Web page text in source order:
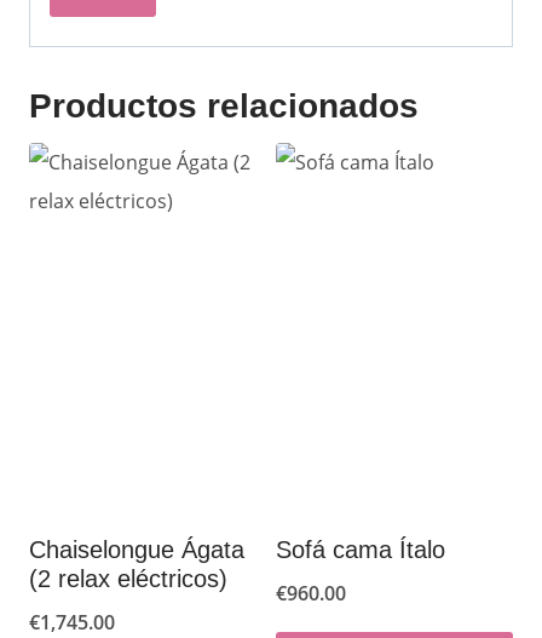
Productos relacionados
Chaiselongue Ágata
(2 relax eléctricos)
€1,745.00
Sofá cama Ítalo
€960.00